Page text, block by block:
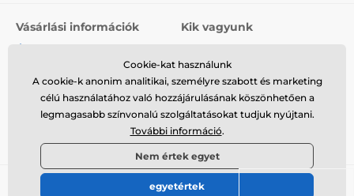
Vásárlási információk
Szállítás
Visszaküldés és reklamáció
Kik vagyunk
Elérhetőségek
Együttműködés a
Galamodinóval
© 2026 www.galamodino.hu ⦁ Webshop szolgáltatónk a
Cookie-kat használunk
A cookie-k anonim analitikai, személyre szabott és marketing
célú használatához való hozzájárulásának köszönhetően a
legmagasabb színvonalú szolgáltatásokat tudjuk nyújtani.
További információ.
Nem értek egyet
egyetértek